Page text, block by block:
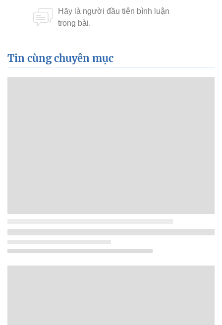
Tin cùng chuyên mục